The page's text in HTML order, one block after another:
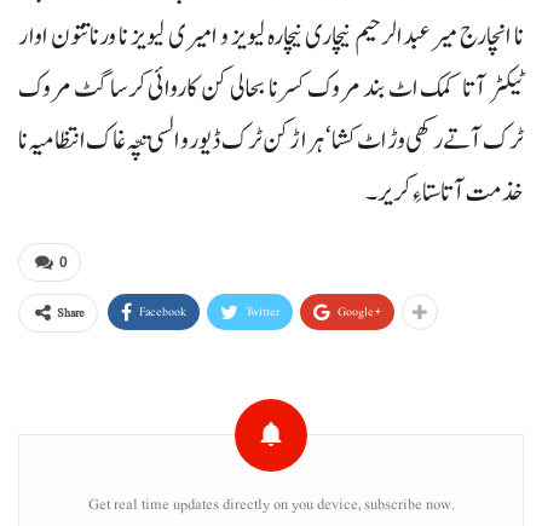
نا انچارج میر عبدالرحیم نیچاری نیچارہ لیویز و امیری لیویز نا ورناتتون اوار
ٹیکٹر آتا کمک اٹ بند مروک کسر نا بحالی کن کاروائی کرسا گٹ مروک
ٹرک آتے رکھی وڑ اٹ کشا‘ ہراڑکن ٹرک ڈیور و السی تپّہ غاک انتظامیہ نا
خذمت آتا ستاءِ کریر۔
0
Share Facebook Twitter Google+
Get real time updates directly on you device, subscribe now.